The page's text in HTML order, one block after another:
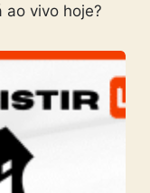
ao vivo hoje?